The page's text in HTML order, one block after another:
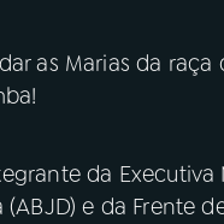
as Marias da raça
da Executiva
e da Frente